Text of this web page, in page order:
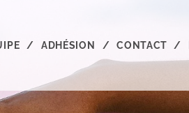
ADHÉSION CONTACT